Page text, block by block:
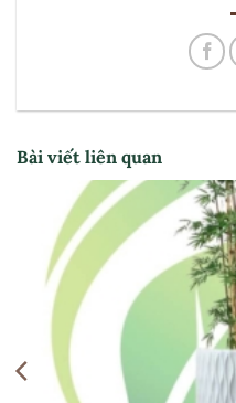
Bài viết liên quan